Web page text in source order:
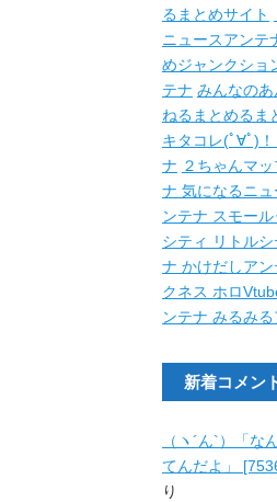
るまとめサイト
ニュースアンテ
めジャンクショ
テナ みんなのあ
ねるまとめるま
キタコレ(ﾟ∀ﾟ)！
ナ ２ちゃんマッ
ナ 気になるニ
ンテナ スモール
シティ
リトルシ
ナ かけだしアン
クネス ホロ
ンテナ みるみる
新着コメン
（ヽ´ん`）「な
てんだよ」
り